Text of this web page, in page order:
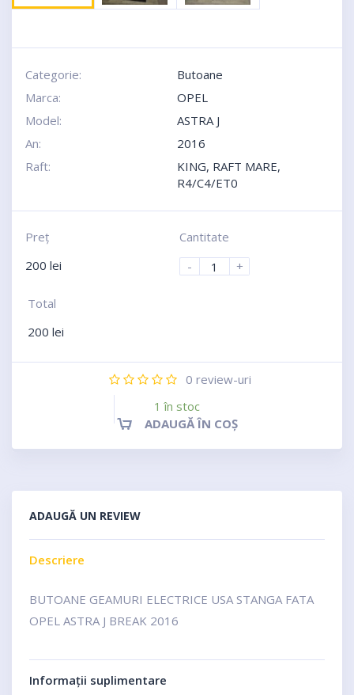
Categorie:
Butoane
Marca:
OPEL
Model:
ASTRA J
An:
2016
Raft:
KING, RAFT MARE,
R4/C4/ET0
Preţ
200 lei
Cantitate
-
+
Total
200 lei
0 review-uri
1 în stoc
ADAUGĂ ÎN COȘ
ADAUGĂ UN REVIEW
Descriere
BUTOANE GEAMURI ELECTRICE USA STANGA FATA
OPEL ASTRA J BREAK 2016
Informații suplimentare